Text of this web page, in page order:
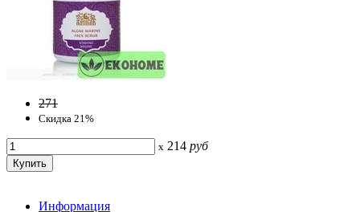
271
Скидка 21%
x 214 руб
Информация